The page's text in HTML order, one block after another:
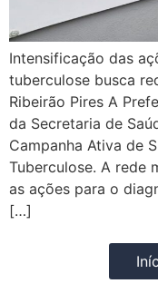
Intensificação das
tuberculose busca
Ribeirão Pires A
da Secretaria de
Campanha Ativa de
Tuberculose. A rede
as ações para o
[…]